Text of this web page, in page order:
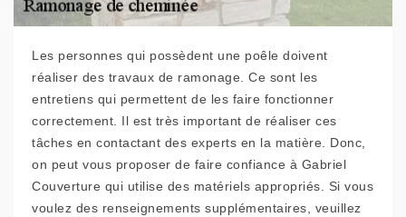
Les personnes qui possèdent une poêle doivent
réaliser des travaux de ramonage. Ce sont les
entretiens qui permettent de les faire fonctionner
correctement. Il est très important de réaliser ces
tâches en contactant des experts en la matière. Donc,
on peut vous proposer de faire confiance à Gabriel
Couverture qui utilise des matériels appropriés. Si vous
voulez des renseignements supplémentaires, veuillez